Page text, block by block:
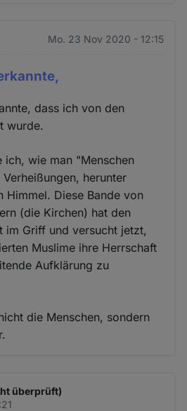
Mo. 23 Nov 2020 - 12:15
dass ich von den
wurde.
ich, wie man "Menschen
herunter
Himmel. Diese Bande von
(die Kirchen) hat den
im Griff und versucht jetzt,
Muslime ihre Herrschaft
Aufklärung zu
die Menschen, sondern
überprüft)